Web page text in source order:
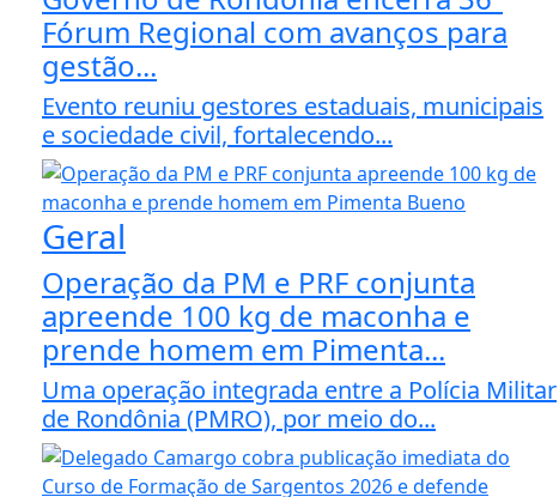
Fórum Regional com avanços para
gestão...
Evento reuniu gestores estaduais, municipais
e sociedade civil, fortalecendo...
Geral
Operação da PM e PRF conjunta
apreende 100 kg de maconha e
prende homem em Pimenta...
Uma operação integrada entre a Polícia Militar
de Rondônia (PMRO), por meio do...